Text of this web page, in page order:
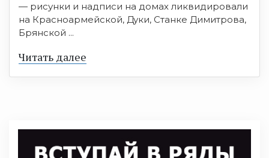
— рисунки и надписи на домах ликвидировали
на Красноармейской, Дуки, Станке Димитрова,
Брянской ...
Читать далее